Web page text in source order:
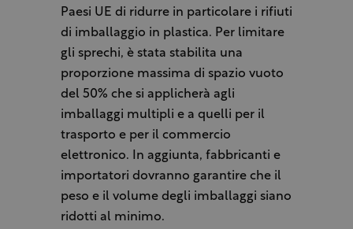
Paesi UE di ridurre in particolare i rifiuti
di imballaggio in plastica. Per limitare
gli sprechi, è stata stabilita una
proporzione massima di spazio vuoto
del 50% che si applicherà agli
imballaggi multipli e a quelli per il
trasporto e per il commercio
elettronico. In aggiunta, fabbricanti e
importatori dovranno garantire che il
peso e il volume degli imballaggi siano
ridotti al minimo.